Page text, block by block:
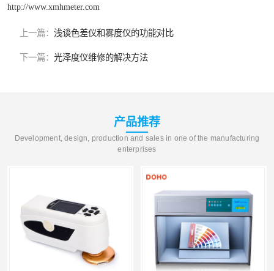
http://www.xmhmeter.com
上一篇： 浅谈色差仪和雾度仪的功能对比
下一篇： 光泽度仪维修的解决方法
产品推荐
Development, design, production and sales in one of the manufacturing
enterprises